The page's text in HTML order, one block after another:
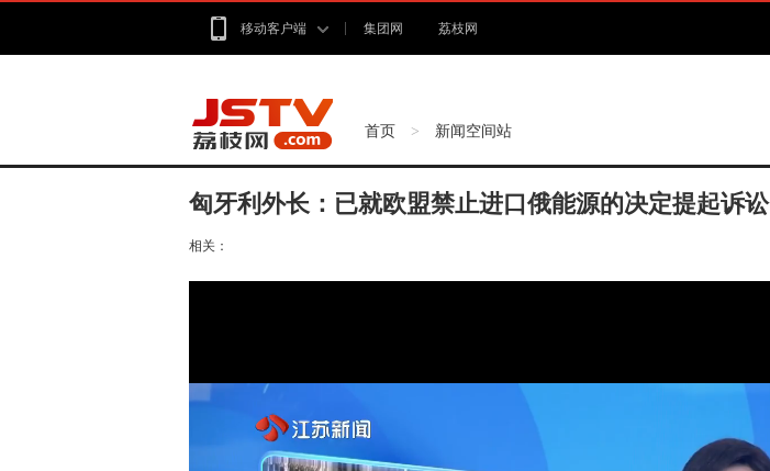
移动客户端 集团网 荔枝网
首页 > 新闻空间站
匈牙利外长：已就欧盟禁止进口俄能源的决定提起诉讼
相关：